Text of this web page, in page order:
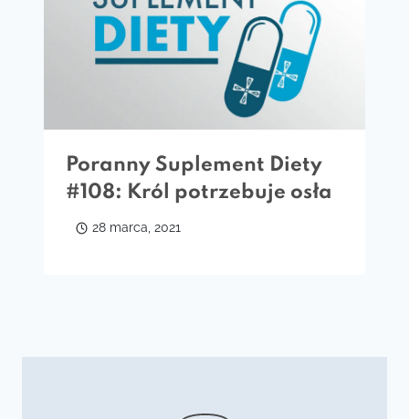
Poranny Suplement Diety
#108: Król potrzebuje osła
28 marca, 2021